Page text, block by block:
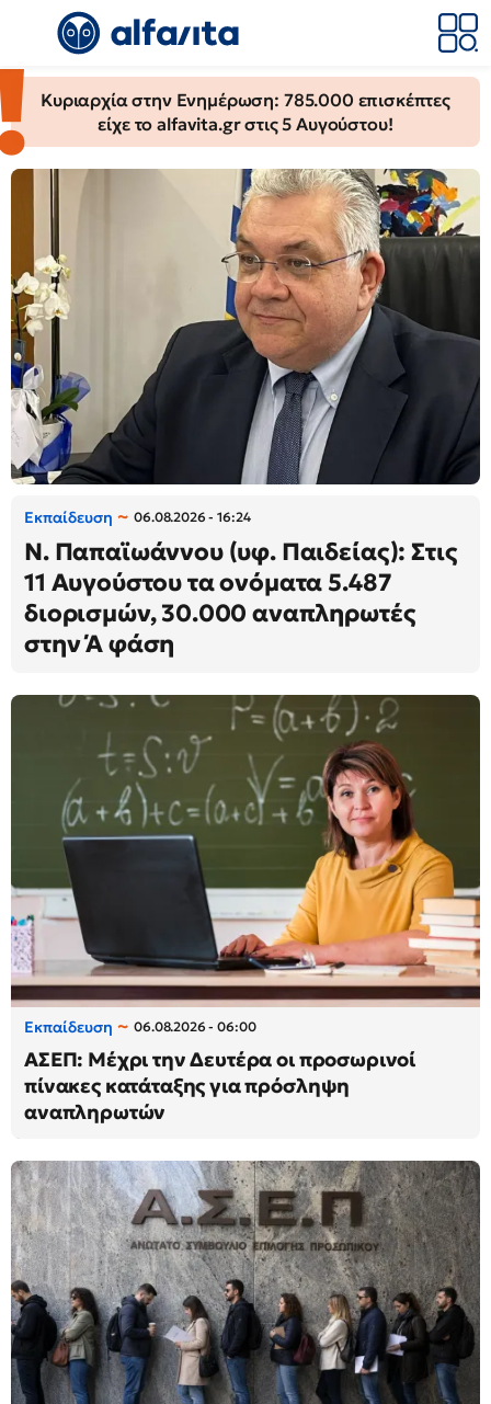
AlfaVita
-
Ειδήσεις
για
την
εκπαίδευση
Κυριαρχία στην Ενημέρωση: 785.000 επισκέπτες
είχε το alfavita.gr στις 5 Αυγούστου!
Εκπαίδευση 06.08.2026 - 16:24
N. Παπαϊωάννου (υφ. Παιδείας): Στις
11 Αυγούστου τα ονόματα 5.487
διορισμών, 30.000 αναπληρωτές
στην Ά φάση
Εκπαίδευση 06.08.2026 - 06:00
ΑΣΕΠ: Μέχρι την Δευτέρα οι προσωρινοί
πίνακες κατάταξης για πρόσληψη
αναπληρωτών